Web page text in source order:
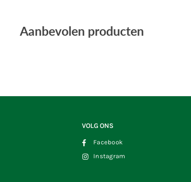
Aanbevolen producten
VOLG ONS
Facebook
Instagram